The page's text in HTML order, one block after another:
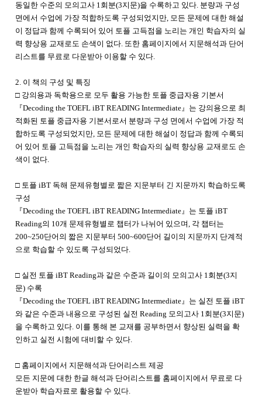
동일한 수준의 모의고사 1회분(3지문)을 수록하고 있다. 분량과 구성
면에서 수업에 가장 적합하도록 구성되었지만, 모든 문제에 대한 해설
이 정답과 함께 수록되어 있어 토플 고득점을 노리는 개인 학습자의 실
력 향상용 교재로도 손색이 없다. 또한 홈페이지에서 지문해석과 단어
리스트를 무료로 다운받아 이용할 수 있다.
2. 이 책의 구성 및 특징
□ 강의용과 독학용으로 모두 활용 가능한 토플 중급자용 기본서
『Decoding the TOEFL iBT READING Intermediate』는 강의용으로 최
적화된 토플 중급자용 기본서로서 분량과 구성 면에서 수업에 가장 적
합하도록 구성되었지만, 모든 문제에 대한 해설이 정답과 함께 수록되
어 있어 토플 고득점을 노리는 개인 학습자의 실력 향상용 교재로도 손
색이 없다.
□ 토플 iBT 독해 문제유형별로 짧은 지문부터 긴 지문까지 학습하도록
구성
『Decoding the TOEFL iBT READING Intermediate』는 토플 iBT
Reading의 10개 문제유형별로 챕터가 나뉘어 있으며, 각 챕터는
200~250단어의 짧은 지문부터 500~600단어 길이의 지문까지 단계적
으로 학습할 수 있도록 구성되었다.
□ 실전 토플 iBT Reading과 같은 수준과 길이의 모의고사 1회분(3지
문) 수록
『Decoding the TOEFL iBT READING Intermediate』는 실전 토플 iBT
와 같은 수준과 내용으로 구성된 실전 Reading 모의고사 1회분(3지문)
을 수록하고 있다. 이를 통해 본 교재를 공부하면서 향상된 실력을 확
인하고 실전 시험에 대비할 수 있다.
□ 홈페이지에서 지문해석과 단어리스트 제공
모든 지문에 대한 한글 해석과 단어리스트를 홈페이지에서 무료로 다
운받아 학습자료로 활용할 수 있다.